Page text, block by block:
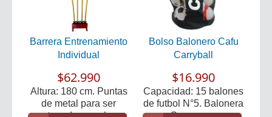
Barrera Entrenamiento
Individual
$62.990
Altura: 180 cm. Puntas
de metal para ser
Bolso Balonero Cafu
Carryball
$16.990
Capacidad: 15 balones
de futbol N°5. Balonera